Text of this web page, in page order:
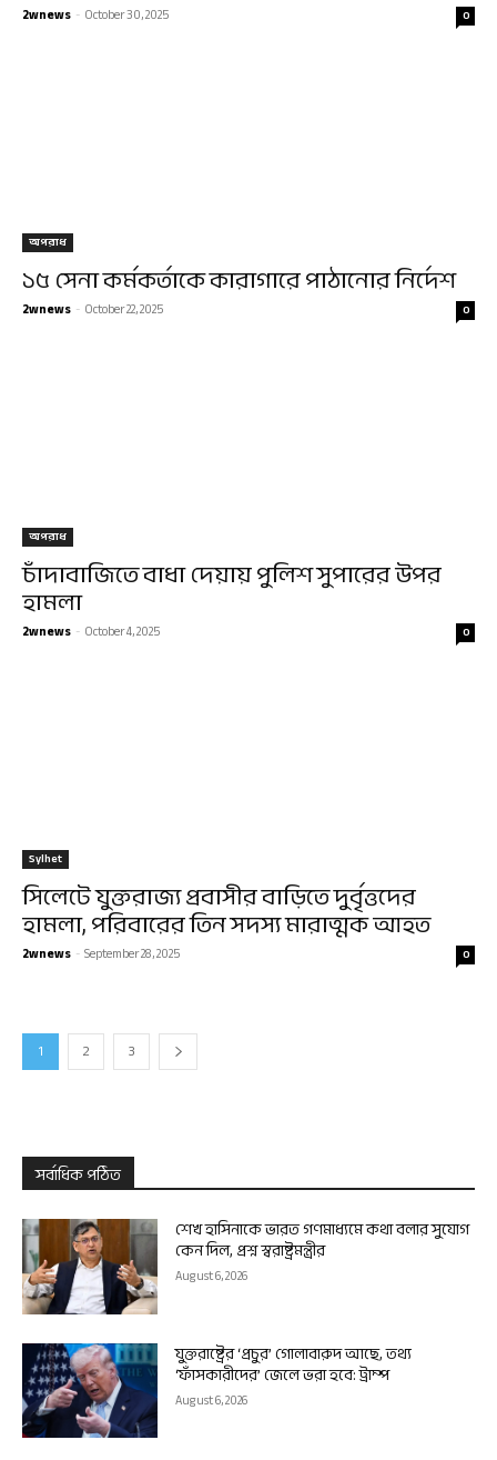
2wnews - October 30, 2025 0
অপরাধ
১৫ সেনা কর্মকর্তাকে কারাগারে পাঠানোর নির্দেশ
2wnews - October 22, 2025 0
অপরাধ
চাঁদাবাজিতে বাধা দেয়ায় পুলিশ সুপারের উপর
হামলা
2wnews - October 4, 2025 0
Sylhet
সিলেটে যুক্তরাজ্য প্রবাসীর বাড়িতে দুর্বৃত্তদের
হামলা, পরিবারের তিন সদস্য মারাত্মক আহত
2wnews -September 28, 2025 0
1 2 3
সর্বাধিক পঠিত
শেখ হাসিনাকে ভারত গণমাধ্যমে কথা বলার সুযোগ
কেন দিল, প্রশ্ন স্বরাষ্ট্রমন্ত্রীর
August 6, 2026
যুক্তরাষ্ট্রের ‘প্রচুর’ গোলাবারুদ আছে, তথ্য
‘ফাঁসকারীদের’ জেলে ভরা হবে: ট্রাম্প
August 6, 2026